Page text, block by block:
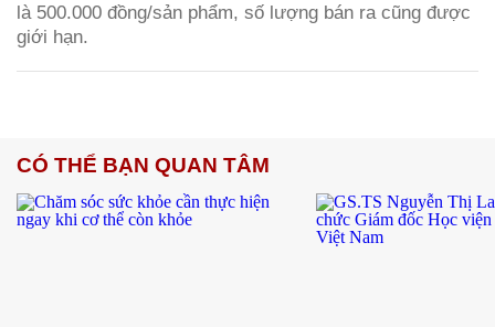
là 500.000 đồng/sản phẩm, số lượng bán ra cũng được
giới hạn.
CÓ THỂ BẠN QUAN TÂM